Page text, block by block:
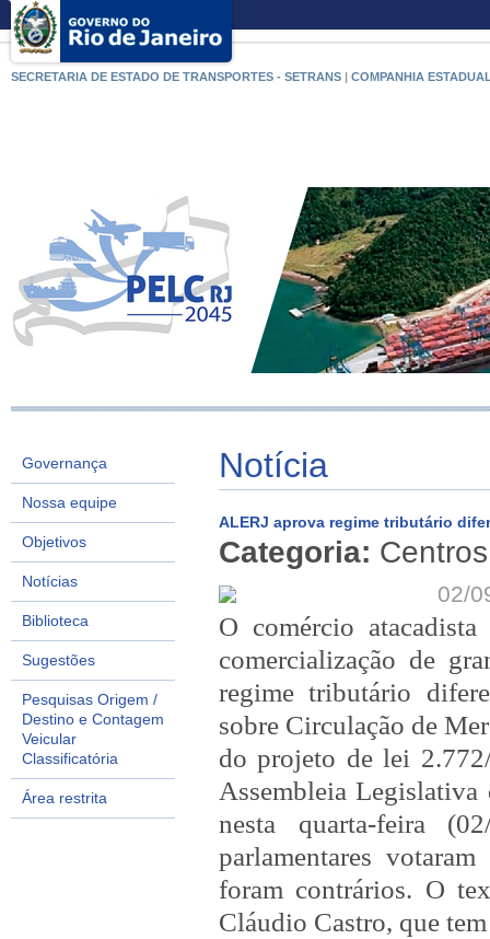
SECRETARIA DE ESTADO DE TRANSPORTES - SETRANS | COMPANHIA
Governança
Nossa equipe
Objetivos
Notícias
Biblioteca
Sugestões
Pesquisas Origem /
Destino e Contagem
Veicular
Classificatória
Área restrita
Notícia
ALERJ aprova regime tributário
Categoria:
02/
O comércio
comercialização de
regime tributário
sobre Circulação de
do projeto de lei
Assembleia
nesta quarta-feira
parlamentares
foram contrários. O
Cláudio Castro, que